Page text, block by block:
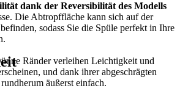
dank der Reversibilität des Modells
Die Abtropffläche kann sich auf der
befinden, sodass Sie die Spüle perfekt in Ihre
Ränder verleihen Leichtigkeit und
und dank ihrer abgeschrägten
äußerst einfach.